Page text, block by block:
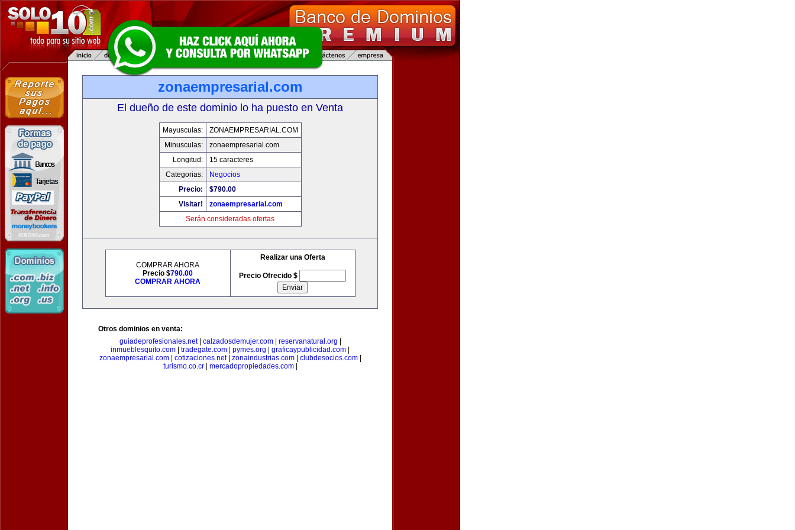
zonaempresarial.com
El dueño de este dominio lo ha puesto en Venta
Mayusculas:
ZONAEMPRESARIAL.COM
Minusculas:
zonaempresarial.com
Longitud:
15 caracteres
Categorias:
Negocios
Precio:
$790.00
Visitar!
zonaempresarial.com
Serán consideradas ofertas
COMPRAR AHORA
Precio $790.00
COMPRAR AHORA
Realizar una Oferta
Precio Ofrecido $
Otros dominios en venta:
guiadeprofesionales.net| calzadosdemujer.com| reservanatural.org
inmueblesquito.com
tradegate.com pymes.org graficaypublicidad.com
zonaempresarial.com| cotizaciones.net| zonaindustrias.com| clubdesocios.com|
turismo.co.cr| mercadopropiedades.com|